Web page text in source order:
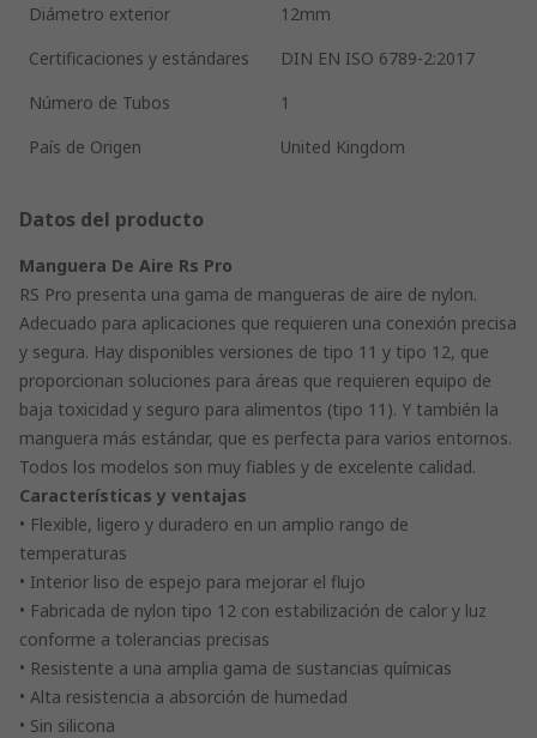
Diámetro exterior
12mm
Certificaciones y estándares
DIN EN ISO 6789-2:2017
Número de Tubos
1
País de Origen
United Kingdom
Datos del producto
Manguera De Aire Rs Pro
RS Pro presenta una gama de mangueras de aire de nylon.
Adecuado para aplicaciones que requieren una conexión precisa
y segura. Hay disponibles versiones de tipo 11 y tipo 12, que
proporcionan soluciones para áreas que requieren equipo de
baja toxicidad y seguro para alimentos (tipo 11). Y también la
manguera más estándar, que es perfecta para varios entornos.
Todos los modelos son muy fiables y de excelente calidad.
Características y ventajas
• Flexible, ligero y duradero en un amplio rango de
temperaturas
• Interior liso de espejo para mejorar el flujo
• Fabricada de nylon tipo 12 con estabilización de calor y luz
conforme a tolerancias precisas
• Resistente a una amplia gama de sustancias químicas
• Alta resistencia a absorción de humedad
• Sin silicona